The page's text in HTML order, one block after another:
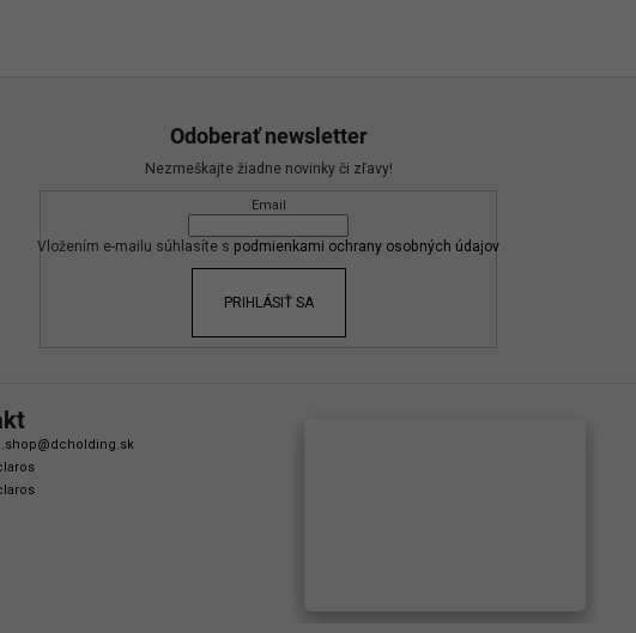
Odoberať newsletter
Nezmeškajte žiadne novinky či zľavy!
Email
Vložením e-mailu súhlasíte s podmienkami ochrany osobných údajov
PRIHLÁSIŤ SA
@dcholding.sk